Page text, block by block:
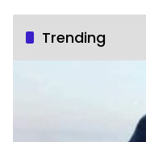
Trending